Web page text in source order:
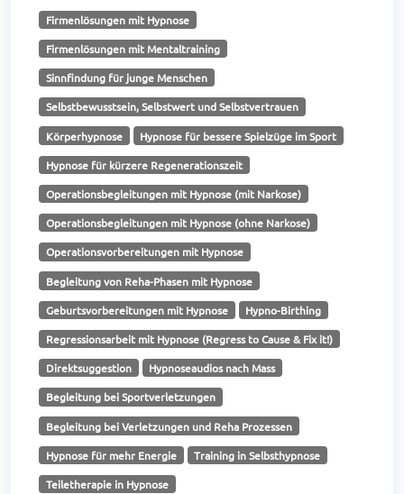
Firmenlösungen mit Hypnose
Firmenlösungen mit Mentaltraining
Sinnfindung für junge Menschen
Selbstbewusstsein, Selbstwert und Selbstvertrauen
Körperhypnose Hypnose für bessere Spielzüge im Sport
Hypnose für kürzere Regenerationszeit
Operationsbegleitungen mit Hypnose (mit Narkose)
Operationsbegleitungen mit Hypnose (ohne Narkose)
Operationsvorbereitungen mit Hypnose
Begleitung von Reha-Phasen mit Hypnose
Geburtsvorbereitungen mit Hypnose Hypno-Birthing
Regressionsarbeit mit Hypnose (Regress to Cause & Fix it!)
Direktsuggestion Hypnoseaudios nach Mass
Begleitung bei Sportverletzungen
Begleitung bei Verletzungen und Reha Prozessen
Hypnose für mehr Energie Training in Selbsthypnose
Teiletherapie in Hypnose